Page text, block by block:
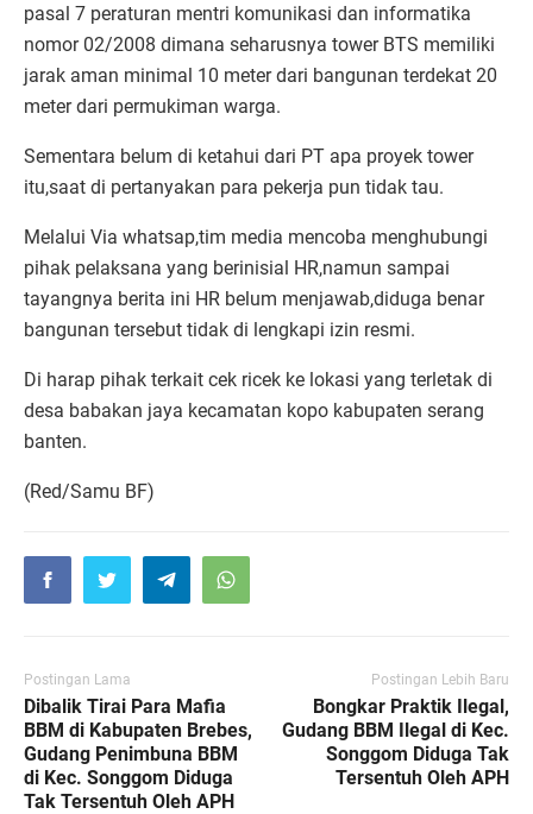
pasal 7 peraturan mentri komunikasi dan informatika
nomor 02/2008 dimana seharusnya tower BTS memiliki
jarak aman minimal 10 meter dari bangunan terdekat 20
meter dari permukiman warga.
Sementara belum di ketahui dari PT apa proyek tower
itu,saat di pertanyakan para pekerja pun tidak tau.
Melalui Via whatsap,tim media mencoba menghubungi
pihak pelaksana yang berinisial HR,namun sampai
tayangnya berita ini HR belum menjawab,diduga benar
bangunan tersebut tidak di lengkapi izin resmi.
Di harap pihak terkait cek ricek ke lokasi yang terletak di
desa babakan jaya kecamatan kopo kabupaten serang
banten.
(Red/Samu BF)
Postingan Lama
Dibalik Tirai Para Mafia
BBM di Kabupaten Brebes,
Gudang Penimbuna BBM
di Kec. Songgom Diduga
Tak Tersentuh Oleh APH
Postingan Lebih Baru
Bongkar Praktik Ilegal,
Gudang BBM Ilegal di Kec.
Songgom Diduga Tak
Tersentuh Oleh APH